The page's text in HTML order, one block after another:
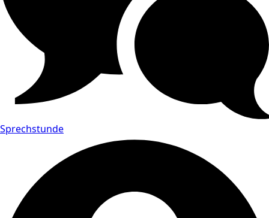
Sprechstunde